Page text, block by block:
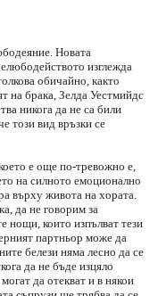
Новата
изглежда
обичайно, както
на брака, Зелда Уестмийдс
никога да не са били
този вид връзки се
е още по-тревожно е,
на силното емоционално
върху живота на хората.
да не говорим за
нощи, които изпълват тези
партньор може да
белези няма лесно да се
да не бъде изцяло
да отекват и в някои